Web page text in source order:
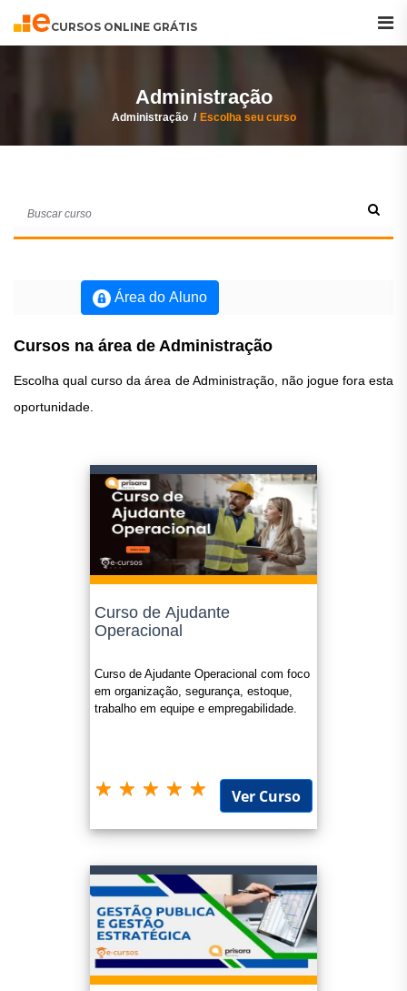
CURSOS ONLINE GRÁTIS
Curso
Administração
Administração Escolha seu curso
Área do Aluno
Cursos na área de Administração
Escolha qual curso da área de Administração, não jogue fora esta
oportunidade.
Curso de Ajudante
Operacional
Curso de Ajudante Operacional com foco
em organização, segurança, estoque,
trabalho em equipe e empregabilidade.
Ver Curso